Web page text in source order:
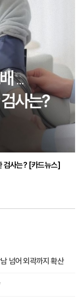
검사는? [카드뉴스]
영양제 [카드뉴스]
넘어 외곽까지 확산